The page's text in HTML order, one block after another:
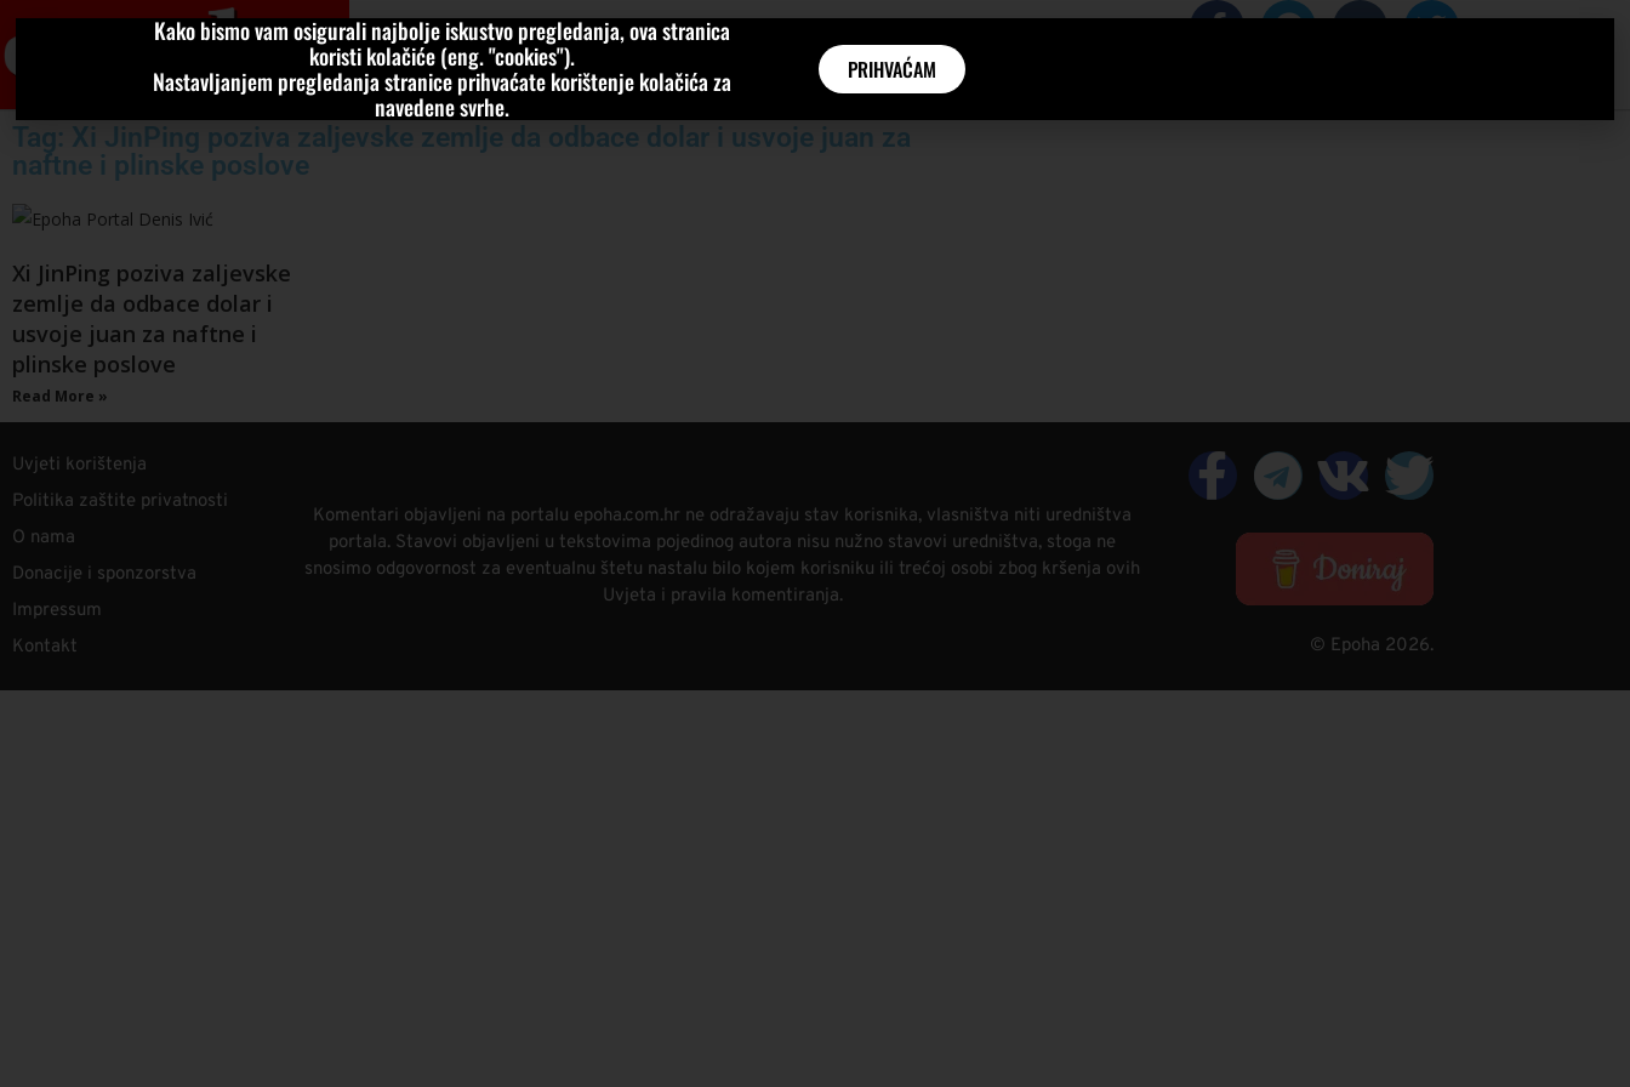
VIJESTI KOLUMNE KATEGORIJE INTERVJUI AKTUALNO
Tag: Xi JinPing poziva zaljevske zemlje da odbace dolar i usvoje juan za
naftne i plinske poslove
Xi JinPing poziva zaljevske
zemlje da odbace dolar i
usvoje juan za naftne i
plinske poslove
Read More »
Uvjeti korištenja
Politika zaštite privatnosti
O nama
Donacije i sponzorstva
Impressum
Kontakt
Komentari objavljeni na portalu epoha.com.hr ne odražavaju stav korisnika, vlasništva niti uredništva
portala. Stavovi objavljeni u tekstovima pojedinog autora nisu nužno stavovi uredništva, stoga ne
snosimo odgovornost za eventualnu štetu nastalu bilo kojem korisniku ili trećoj osobi zbog kršenja ovih
Uvjeta i pravila komentiranja.
© Epoha 2026.
Kako bismo vam osigurali najbolje iskustvo pregledanja, ova stranica
koristi kolačiće (eng. "cookies").
Nastavljanjem pregledanja stranice prihvaćate korištenje kolačića za
navedene svrhe.
PRIHVAĆAM